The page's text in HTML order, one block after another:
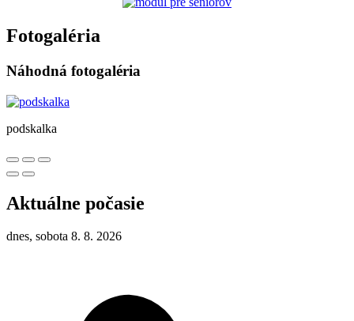
Fotogaléria
Náhodná fotogaléria
podskalka
Aktuálne počasie
dnes, sobota 8. 8. 2026